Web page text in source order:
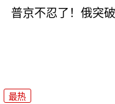
普京不忍了！俄突
最热